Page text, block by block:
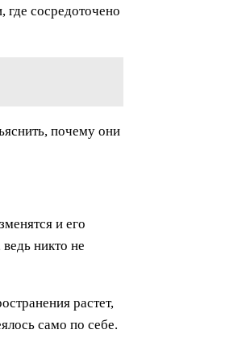
сосредоточено
почему они
и его
никто не
растет,
само по себе.